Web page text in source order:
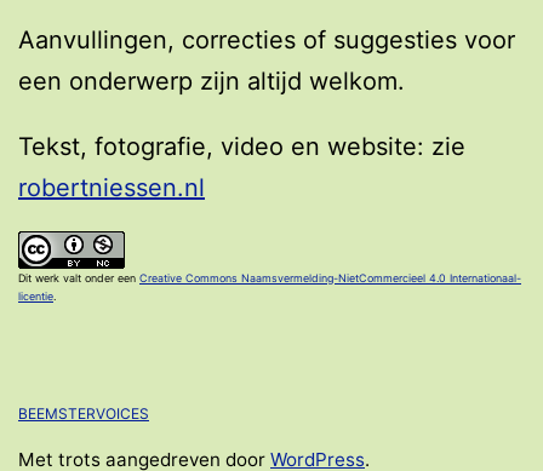
Aanvullingen, correcties of suggesties voor
een onderwerp zijn altijd welkom.
Tekst, fotografie, video en website: zie
robertniessen.nl
Dit werk valt onder een Creative Commons Naamsvermelding-NietCommercieel 4.0 Internationaal-
licentie.
BEEMSTERVOICES
Met trots aangedreven door WordPress.